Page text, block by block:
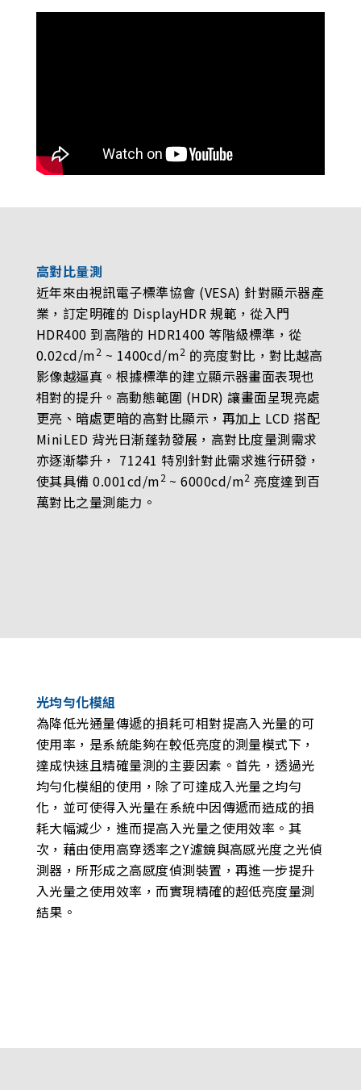
高對比量測
近年來由視訊電子標準協會 (VESA) 針對顯示器產
業，訂定明確的 DisplayHDR 規範，從入門
HDR400 到高階的 HDR1400 等階級標準，從
0.02cd/m2 ~ 1400cd/m2 的亮度對比，對比越高
影像越逼真。根據標準的建立顯示器畫面表現也
相對的提升。高動態範圍 (HDR) 讓畫面呈現亮處
更亮、暗處更暗的高對比顯示，再加上 LCD 搭配
MiniLED 背光日漸蓬勃發展，高對比度量測需求
亦逐漸攀升， 71241 特別針對此需求進行研發，
使其具備 0.001cd/m2 ~ 6000cd/m2 亮度達到百
萬對比之量測能力。
光均勻化模組
為降低光通量傳遞的損耗可相對提高入光量的可
使用率，是系統能夠在較低亮度的測量模式下，
達成快速且精確量測的主要因素。首先，透過光
均勻化模組的使用，除了可達成入光量之均勻
化，並可使得入光量在系統中因傳遞而造成的損
耗大幅減少，進而提高入光量之使用效率。其
次，藉由使用高穿透率之Y濾鏡與高感光度之光偵
測器，所形成之高感度偵測裝置，再進一步提升
入光量之使用效率，而實現精確的超低亮度量測
結果。